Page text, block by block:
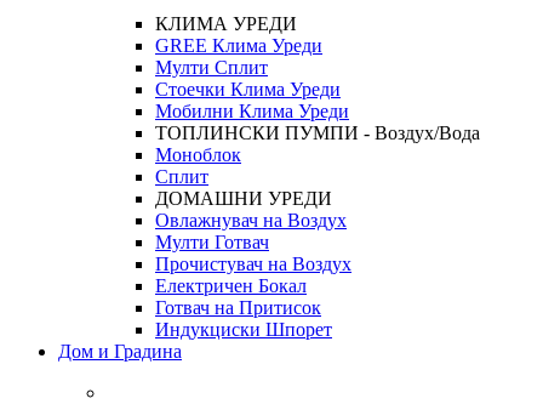
КЛИМА УРЕДИ
GREE Клима Уреди
Мулти Сплит
Стоечки Клима Уреди
Мобилни Клима Уреди
ТОПЛИНСКИ ПУМПИ - Воздух/Вода
Моноблок
Сплит
ДОМАШНИ УРЕДИ
Овлажнувач на Воздух
Мулти Готвач
Прочистувач на Воздух
Електричен Бокал
Готвач на Притисок
Индукциски Шпорет
Дом и Градина